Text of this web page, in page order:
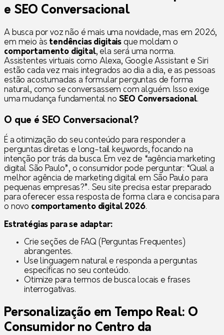
e SEO Conversacional
A busca por voz não é mais uma novidade, mas em 2026,
em meio às tendências digitais que moldam o
comportamento digital, ela será uma norma.
Assistentes virtuais como Alexa, Google Assistant e Siri
estão cada vez mais integrados ao dia a dia, e as pessoas
estão acostumadas a formular perguntas de forma
natural, como se conversassem com alguém. Isso exige
uma mudança fundamental no SEO Conversacional.
O que é SEO Conversacional?
É a otimização do seu conteúdo para responder a
perguntas diretas e long-tail keywords, focando na
intenção por trás da busca. Em vez de “agência marketing
digital São Paulo”, o consumidor pode perguntar: “Qual a
melhor agência de marketing digital em São Paulo para
pequenas empresas?”. Seu site precisa estar preparado
para oferecer essa resposta de forma clara e concisa para
o novo comportamento digital 2026.
Estratégias para se adaptar:
Crie seções de FAQ (Perguntas Frequentes)
abrangentes.
Use linguagem natural e responda a perguntas
específicas no seu conteúdo.
Otimize para termos de busca locais e frases
interrogativas.
Personalização em Tempo Real: O
Consumidor no Centro da